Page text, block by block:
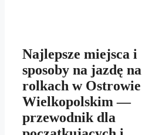
Najlepsze miejsca i
sposoby na jazdę na
rolkach w Ostrowie
Wielkopolskim —
przewodnik dla